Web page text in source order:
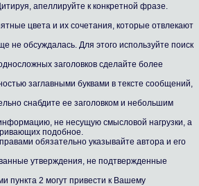
апеллируйте к конкретной фразе.
цвета и их сочетания, которые отвлекают
не обсуждалась. Для этого используйте поиск
заголовков сделайте более
заглавными буквами в тексте сообщений,
снабдите ее заголовком и небольшим
не несущую смысловой нагрузки, а
подобное.
обязательно указывайте автора и его
утверждения, не подтвержденные
пункта 2 могут привести к Вашему